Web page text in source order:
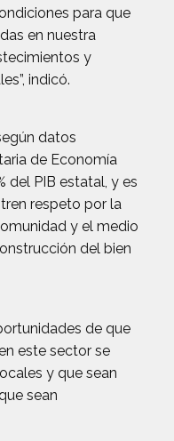
para que
en nuestra
y
indicó.
datos
de Economía
del PIB estatal, y es
respeto por la
y el medio
del bien
de que
este sector se
y que sean
sean